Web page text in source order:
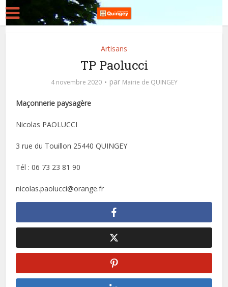
Artisans
TP Paolucci
4 novembre 2020 par Mairie de QUINGEY
Maçonnerie paysagère
Nicolas PAOLUCCI
3 rue du Touillon 25440 QUINGEY
Tél : 06 73 23 81 90
nicolas.paolucci@orange.fr